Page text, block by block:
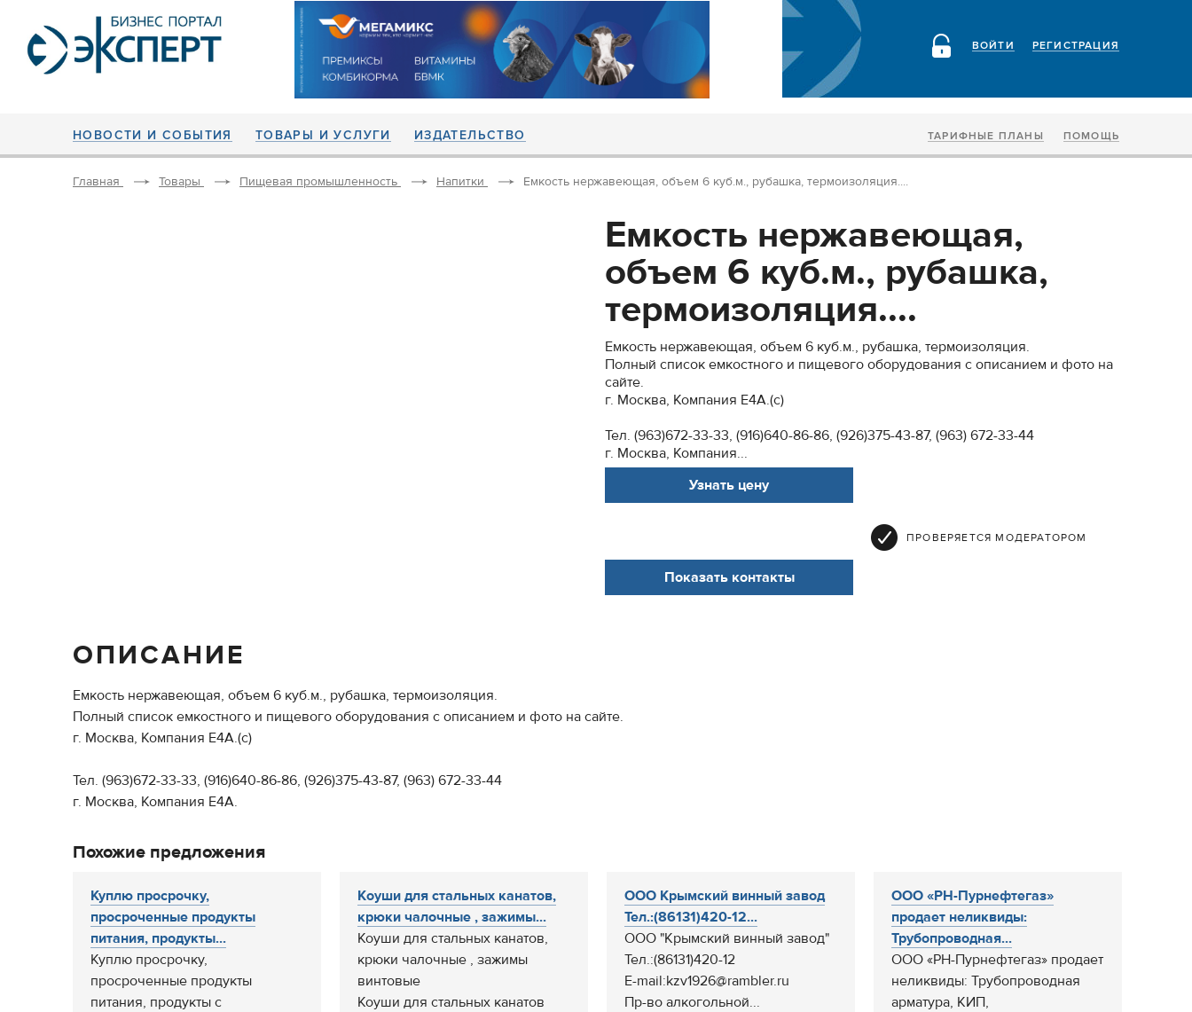
РЕГИСТРАЦИЯ
ВОЙТИ
НОВОСТИ И СОБЫТИЯ ТОВАРЫ И УСЛУГИ ИЗДАТЕЛЬСТВО ТАРИФНЫЕ ПЛАНЫ ПОМОЩЬ
Главная Товары Пищевая промышленность Напитки Емкость нержавеющая, объем 6 куб.м., рубашка, термоизоляция....
Емкость нержавеющая,
объем 6 куб.м., рубашка,
термоизоляция....
Емкость нержавеющая, объем 6 куб.м., рубашка, термоизоляция.
Полный список емкостного и пищевого оборудования с описанием и фото на
сайте.
г. Москва, Компания Е4А.(с)
Тел. (963)672-33-33, (916)640-86-86, (926)375-43-87, (963) 672-33-44
г. Москва, Компания...
Узнать цену
ПРОВЕРЯЕТСЯ МОДЕРАТОРОМ
Показать контакты
ОПИСАНИЕ
Емкость нержавеющая, объем 6 куб.м., рубашка, термоизоляция.
Полный список емкостного и пищевого оборудования с описанием и фото на сайте.
г. Москва, Компания Е4А.(с)
Тел. (963)672-33-33, (916)640-86-86, (926)375-43-87, (963) 672-33-44
г. Москва, Компания Е4А.
Похожие предложения
Куплю просрочку,
просроченные продукты
питания, продукты...
Куплю просрочку,
просроченные продукты
питания, продукты с
Коуши для стальных канатов,
крюки чалочные , зажимы...
Коуши для стальных канатов,
крюки чалочные , зажимы
винтовые
Коуши для стальных канатов
ООО Крымский винный завод
Тел.:(86131)420-12...
ООО "Крымский винный завод"
Тел.:(86131)420-12
E-mail:kzv1926@rambler.ru
Пр-во алкогольной...
ООО «РН-Пурнефтегаз»
продает неликвиды:
Трубопроводная...
ООО «РН-Пурнефтегаз» продает
неликвиды: Трубопроводная
арматура, КИП,